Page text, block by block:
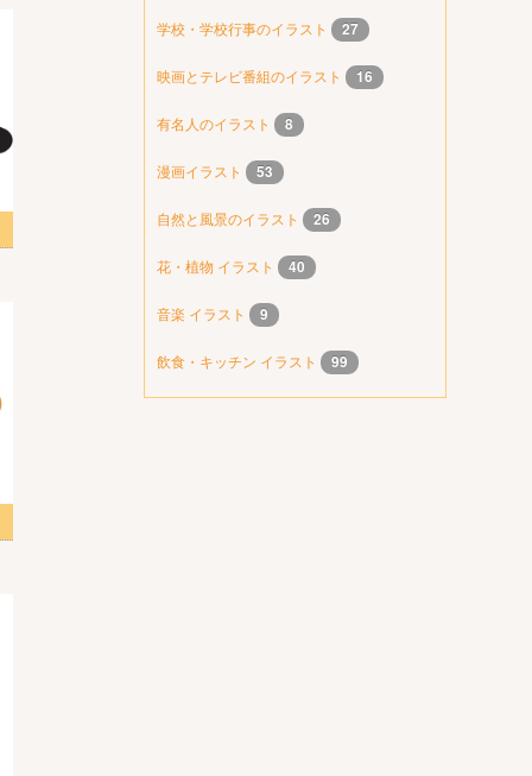
学校・学校行事のイラスト 27
映画とテレビ番組のイラスト 16
有名人のイラスト 8
漫画イラスト 53
自然と風景のイラスト 26
花・植物 イラスト 40
音楽 イラスト 9
飲食・キッチン イラスト 99